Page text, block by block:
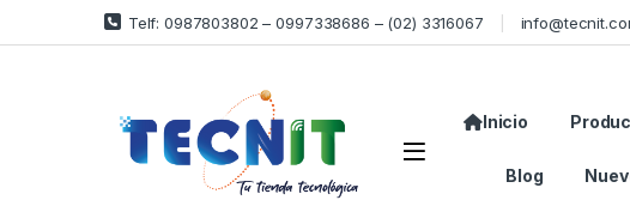
Telf: 0987803802 – 0997338686 – (02) 3316067
Inicio
Blog